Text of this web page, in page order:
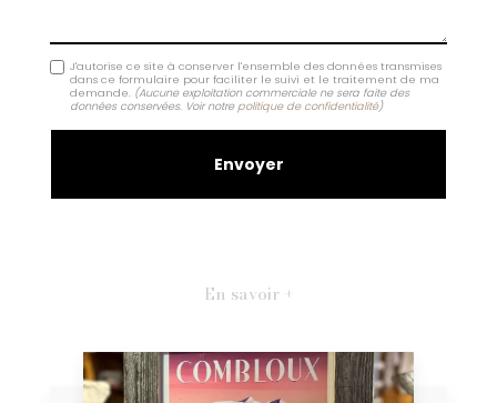
J'autorise ce site à conserver l'ensemble des données transmises
dans ce formulaire pour faciliter le suivi et le traitement de ma
demande. (Aucune exploitation commerciale ne sera faite des
données conservées. Voir notre politique de confidentialité)
En savoir +